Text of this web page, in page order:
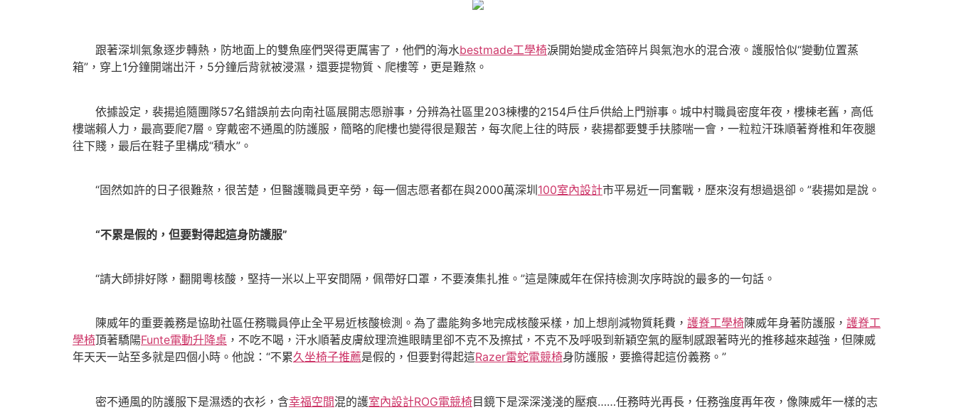
跟著深圳氣象逐步轉熱，防地面上的雙魚座們哭得更厲害了，他們的海水bestmade工學椅淚開始變成金箔碎片與氣泡水的混合液。護服恰似“變動位置蒸
箱”，穿上1分鐘開端出汗，5分鐘后背就被浸濕，還要提物質、爬樓等，更是難熬。
依據設定，裴揚追隨團隊57名錯誤前去向南社區展開志愿辦事，分辨為社區里203棟樓的2154戶住戶供給上門辦事。城中村職員密度年夜，樓棟老舊，高低
樓端賴人力，最高要爬7層。穿戴密不通風的防護服，簡略的爬樓也變得很是艱苦，每次爬上往的時辰，裴揚都要雙手扶膝喘一會，一粒粒汗珠順著脊椎和年夜腿
往下賤，最后在鞋子里構成“積水”。
“固然如許的日子很難熬，很苦楚，但醫護職員更辛勞，每一個志愿者都在與2000萬深圳 100室內設計市平易近一同奮戰，歷來沒有想過退卻。”裴揚如是說。
“不累是假的，但要對得起這身防護服”
“請大師排好隊，翻開粵核酸，堅持一米以上平安間隔，佩帶好口罩，不要湊集扎推。”這是陳威年在保持檢測次序時說的最多的一句話。
陳威年的重要義務是協助社區任務職員停止全平易近核酸檢測。為了盡能夠多地完成核酸采樣，加上想削減物質耗費， 護脊工學椅陳威年身著防護服， 護脊工
學椅頂著驕陽Funte電動升降桌 ，不吃不喝，汗水順著皮膚紋理流進眼睛里卻不克不及擦拭，不克不及呼吸到新穎空氣的壓制感跟著時光的推移越來越強，但陳威
年天天一站至多就是四個小時。他說：“不累久坐椅子推薦是假的，但要對得起這Razer雷蛇電競椅身防護服，要擔得起這份義務。”
密不通風的防護服下是濕透的衣衫，含幸福空間混的護室內設計ROG電競椅目鏡下是深深淺淺的壓痕……任務時光再長，任務強度再年夜，像陳威年一樣的志